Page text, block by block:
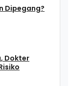
Dipegang?
Dokter